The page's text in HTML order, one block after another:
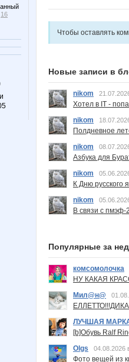
16
Чтобы оставлять
Новые записи в
nikom
Хотел в IT -
nikom
Полдневное
nikom
Азбука для
nikom
К Дню русского
nikom
В связи с пмэф-
Популярные за
комсомолочка
НУ КАКАЯ
Мил@н@
ЛУЧШАЯ
[b]Обувь Ralf
Olgs
04.08.2026
Фото вещей из